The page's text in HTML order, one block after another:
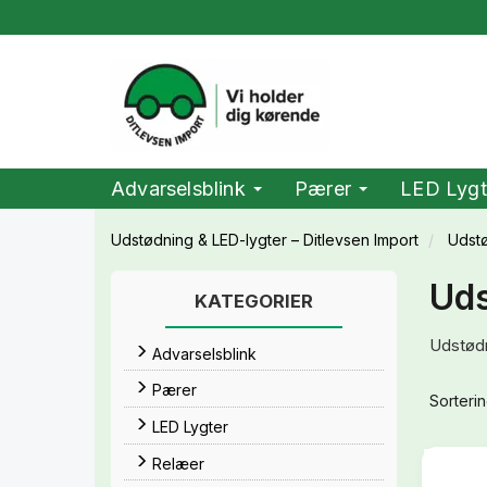
Advarselsblink Pærer LED
Udstødning & LED-lygter – Ditlevsen Import
KATEGORIER
Advarselsblink
Pærer
LED Lygter
Relæer